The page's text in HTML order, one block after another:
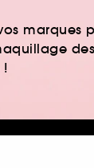
marques